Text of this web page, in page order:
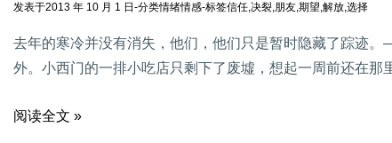
发表于2013 年 10 月 1 日 -分类情绪情感-标签信任,决裂,朋友,期望,解放,选择
去年的寒冷并没有消失，他们，他们只是暂时隐藏了踪迹
外。小西门的一排小吃店只剩下了废墟，想起一周前还在
阅读全文 »